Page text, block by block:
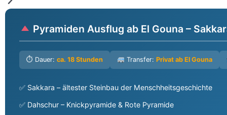
Pyramiden Ausflug ab El Gouna –
⏱ Dauer: ca. 18 Stunden Transfer: Privat ab El Gouna
Sakkara – ältester Steinbau der Menschheitsgeschichte
Dahschur – Knickpyramide & Rote Pyramide